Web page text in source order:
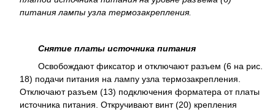
питания лампы узла термозакрепления.
Снятие платы источника питания
Освобождают фиксатор и отключают разъем (6 на рис.
18) подачи питания на лампу узла термозакрепления.
Отключают разъем (13) подключения форматера от платы
источника питания. Откручивают винт (20) крепления